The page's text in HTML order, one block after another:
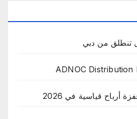
تنطلق من دبي
ADNOC
أرباح قياسية في 2026